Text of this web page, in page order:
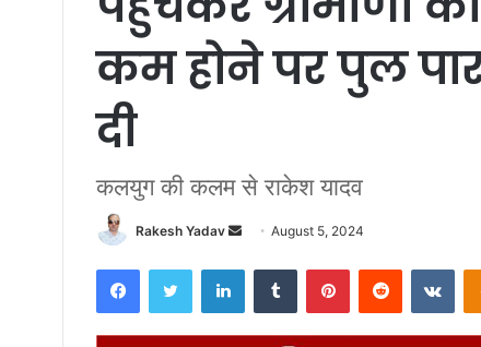
कम होने पर पुल
दी
कलयुग की कलम से राकेश यादव
Rakesh Yadav
d
a
August 5, 2024